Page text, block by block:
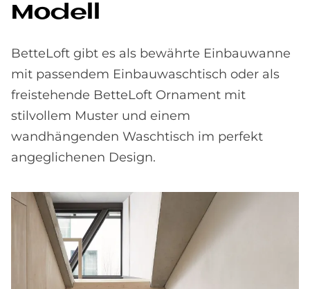
Mo­dell
BetteLoft gibt es als bewährte Einbauwanne
mit passendem Einbauwaschtisch oder als
freistehende BetteLoft Ornament mit
stilvollem Muster und einem
wandhängenden Waschtisch im perfekt
angeglichenen Design.